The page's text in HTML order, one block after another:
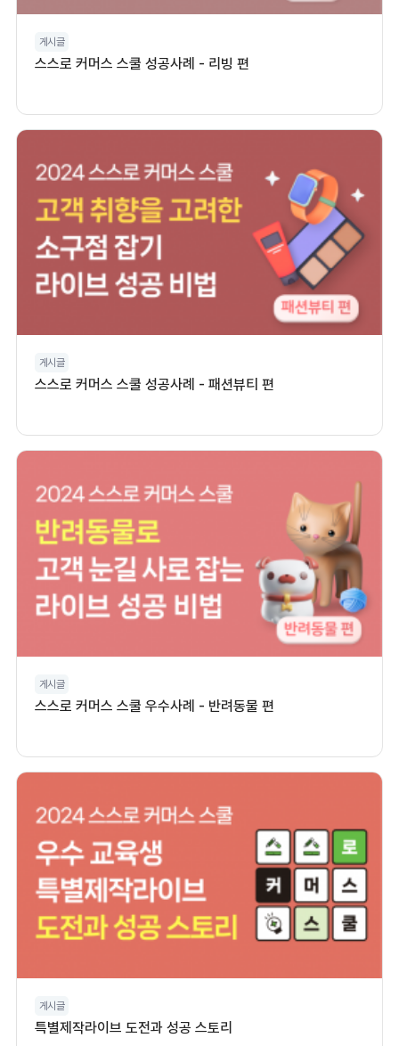
게시글
스스로 커머스 스쿨 성공사례 - 리빙 편
게시글
스스로 커머스 스쿨 성공사례 - 패션뷰티 편
게시글
스스로 커머스 스쿨 우수사례 - 반려동물 편
게시글
특별제작라이브 도전과 성공 스토리